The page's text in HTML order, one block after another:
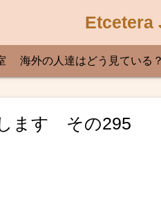
Etcetera
海外の人達はどう見ている？
ます その295